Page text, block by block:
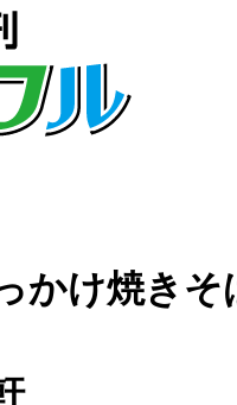
かけ焼きそ